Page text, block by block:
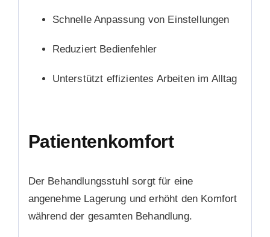
Schnelle Anpassung von Einstellungen
Reduziert Bedienfehler
Unterstützt effizientes Arbeiten im Alltag
Patientenkomfort
Der Behandlungsstuhl sorgt für eine
angenehme Lagerung und erhöht den Komfort
während der gesamten Behandlung.